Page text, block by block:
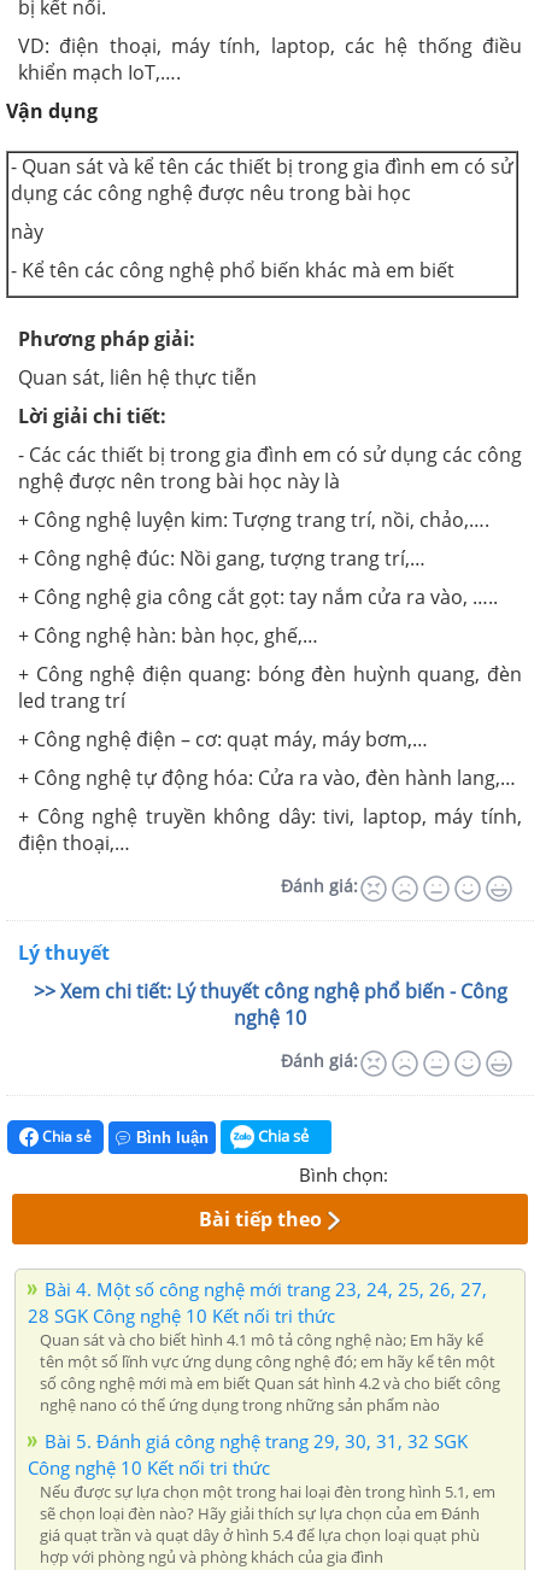
bị kết nối.
VD: điện thoại, máy tính, laptop, các hệ thống điều
khiển mạch IoT,….
Vận dụng
- Quan sát và kể tên các thiết bị trong gia đình em có sử
dụng các công nghệ được nêu trong bài học
này
- Kể tên các công nghệ phổ biến khác mà em biết
Phương pháp giải:
Quan sát, liên hệ thực tiễn
Lời giải chi tiết:
- Các các thiết bị trong gia đình em có sử dụng các công
nghệ được nên trong bài học này là
+ Công nghệ luyện kim: Tượng trang trí, nồi, chảo,….
+ Công nghệ đúc: Nồi gang, tượng trang trí,…
+ Công nghệ gia công cắt gọt: tay nắm cửa ra vào, …..
+ Công nghệ hàn: bàn học, ghế,…
+ Công nghệ điện quang: bóng đèn huỳnh quang, đèn
led trang trí
+ Công nghệ điện – cơ: quạt máy, máy bơm,…
+ Công nghệ tự động hóa: Cửa ra vào, đèn hành lang,…
+ Công nghệ truyền không dây: tivi, laptop, máy tính,
điện thoại,…
Đánh giá:
Lý thuyết
>> Xem chi tiết: Lý thuyết công nghệ phổ biến - Công
nghệ 10
Đánh giá:
Chia sẻ Bình luận Chia sẻ
Bình chọn:
Bài tiếp theo
Bài 4. Một số công nghệ mới trang 23, 24, 25, 26, 27,
28 SGK Công nghệ 10 Kết nối tri thức
Quan sát và cho biết hình 4.1 mô tả công nghệ nào; Em hãy kể
tên một số lĩnh vực ứng dụng công nghệ đó; em hãy kể tên một
số công nghệ mới mà em biết Quan sát hình 4.2 và cho biết công
nghệ nano có thể ứng dụng trong những sản phẩm nào
Bài 5. Đánh giá công nghệ trang 29, 30, 31, 32 SGK
Công nghệ 10 Kết nối tri thức
Nếu được sự lựa chọn một trong hai loại đèn trong hình 5.1, em
sẽ chọn loại đèn nào? Hãy giải thích sự lựa chọn của em Đánh
giá quạt trần và quạt dây ở hình 5.4 để lựa chọn loại quạt phù
hợp với phòng ngủ và phòng khách của gia đình